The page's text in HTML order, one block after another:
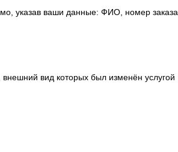
указав ваши данные: ФИО, номер
вид которых был изменён услугой